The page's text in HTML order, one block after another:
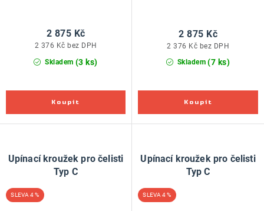
Skladem (3 ks)
2 376 Kč bez DPH
2 875 Kč
Skladem (7 ks)
2 376 Kč bez DPH
2 875 Kč
Upínací kroužek pro čelisti
Typ C
4 %
Upínací kroužek pro čelisti
Typ C
4 %